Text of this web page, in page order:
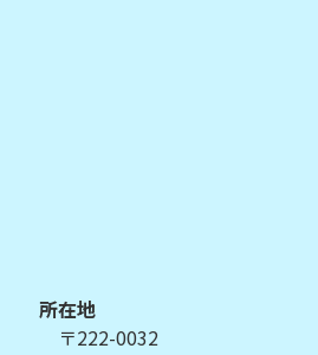
所在地
〒222-0032